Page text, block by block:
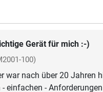
Gerät für mich :-)
100)
war nach über 20 Jahren
einfachen -